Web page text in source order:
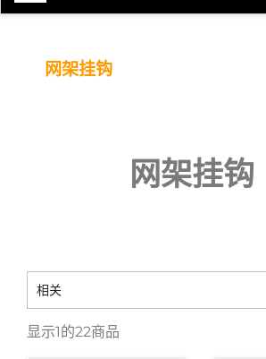
网架挂钩
网架挂钩
相关
显示1的22商品